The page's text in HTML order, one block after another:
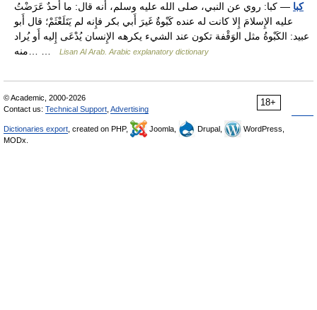
كبا — كبا: روي عن النبي، صلى الله عليه وسلم، أَنه قال: ما أَحدٌ عَرَضْتُ
عليه الإِسلامَ إِلا كانت له عنده كَبْوةٌ غَيرَ أَبي بكر فإِنه لم يَتَلَعْثَمْ؛ قال أَبو
عبيد: الكَبْوةُ مثل الوَقْفة تكون عند الشيء يكرهه الإِنسان يُدْعَى إِليه أَو يُراد
Lisan Al Arab. Arabic explanatory dictionary
18+
© Academic, 2000-2026
Contact us: Technical Support Advertising
Dictionaries export , created on PHP, Joomla, Drupal,
WordPress,
MODx.